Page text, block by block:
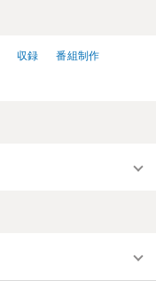
収録
番組制作